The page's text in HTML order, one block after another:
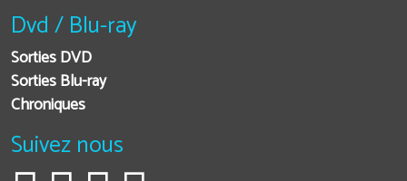
Dvd / Blu-ray
Sorties DVD
Sorties Blu-ray
Chroniques
Suivez nous